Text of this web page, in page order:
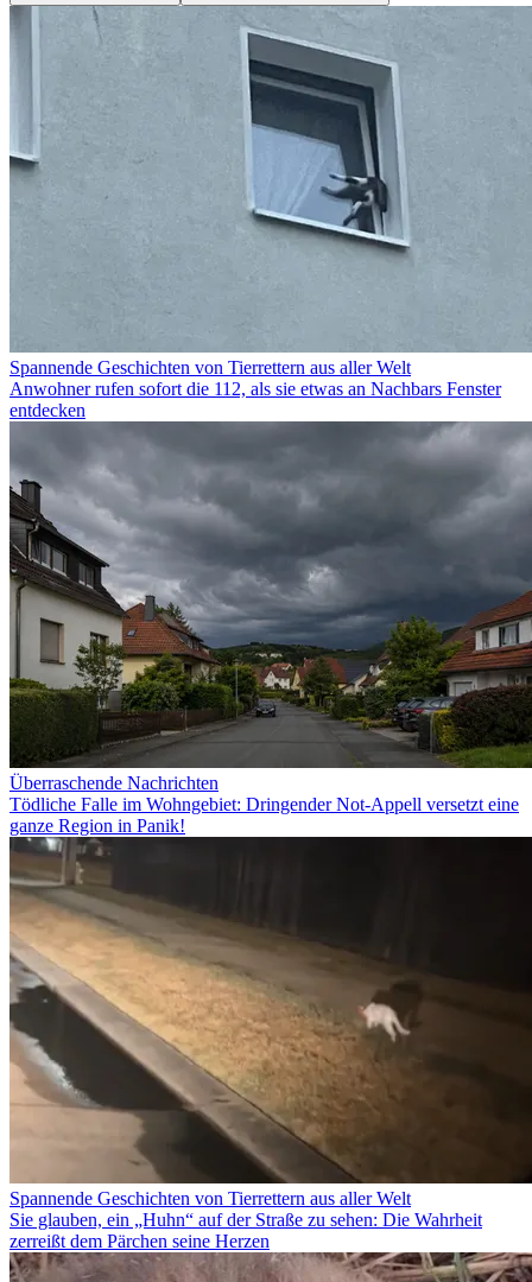
Spannende Geschichten von Tierrettern aus aller Welt
Anwohner rufen sofort die 112, als sie etwas an Nachbars Fenster
entdecken
Überraschende Nachrichten
Tödliche Falle im Wohngebiet: Dringender Not-Appell versetzt eine
ganze Region in Panik!
Spannende Geschichten von Tierrettern aus aller Welt
Sie glauben, ein „Huhn“ auf der Straße zu sehen: Die Wahrheit
zerreißt dem Pärchen seine Herzen